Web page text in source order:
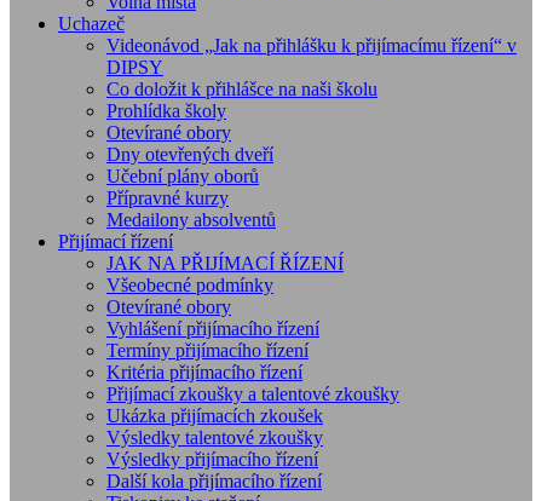
Uchazeč
Videonávod „Jak na přihlášku k přijímacímu řízení“ v
DIPSY
Co doložit k přihlášce na naši školu
Prohlídka školy
Otevírané obory
Dny otevřených dveří
Učební plány oborů
Přípravné kurzy
Medailony absolventů
Přijímací řízení
JAK NA PŘIJÍMACÍ ŘÍZENÍ
Všeobecné podmínky
Otevírané obory
Vyhlášení přijímacího řízení
Termíny přijímacího řízení
Kritéria přijímacího řízení
Přijímací zkoušky a talentové zkoušky
Ukázka přijímacích zkoušek
Výsledky talentové zkoušky
Výsledky přijímacího řízení
Další kola přijímacího řízení